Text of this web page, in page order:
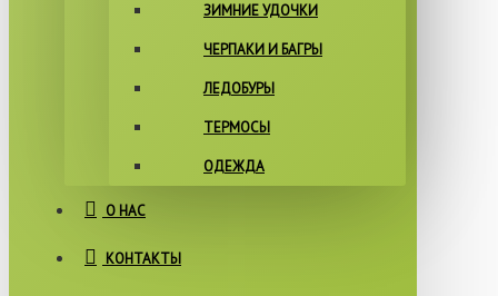
ЗИМНИЕ УДОЧКИ
ЧЕРПАКИ И БАГРЫ
ЛЕДОБУРЫ
ТЕРМОСЫ
ОДЕЖДА
О НАС
КОНТАКТЫ